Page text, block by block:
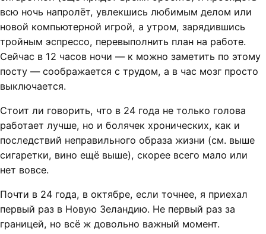
всю ночь напролёт, увлекшись любимым делом или
новой компьютерной игрой, а утром, зарядившись
тройным эспрессо, перевыполнить план на работе.
Сейчас в 12 часов ночи — к можно заметить по этому
посту — соображается с трудом, а в час мозг просто
выключается.
Стоит ли говорить, что в 24 года не только голова
работает лучше, но и болячек хронических, как и
последствий неправильного образа жизни (см. выше
сигаретки, вино ещё выше), скорее всего мало или
нет вовсе.
Почти в 24 года, в октябре, если точнее, я приехал
первый раз в Новую Зеландию. Не первый раз за
границей, но всё ж довольно важный момент.